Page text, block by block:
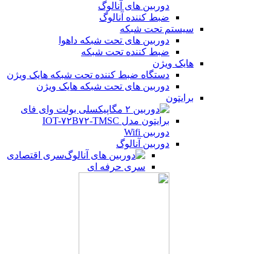
دوربین های آنالوگ
ضبط کننده آنالوگ
سیستم تحت شبکه
دوربین های تحت شبکه داهوا
ضبط کننده تحت شبکه
هایک ویژن
دستگاه ضبط کننده تحت شبکه هایک ویژن
دوربین های تحت شبکه هایک ویژن
برایتون
دوربین Wifi
دوربین آنالوگ
سری اقتصادی
سری حرفه ای